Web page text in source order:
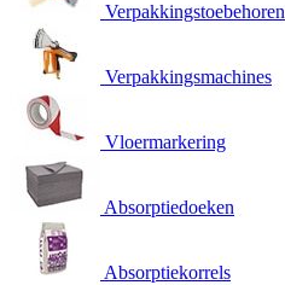
Verpakkingstoebehoren
Verpakkingsmachines
Vloermarkering
Absorptiedoeken
Absorptiekorrels